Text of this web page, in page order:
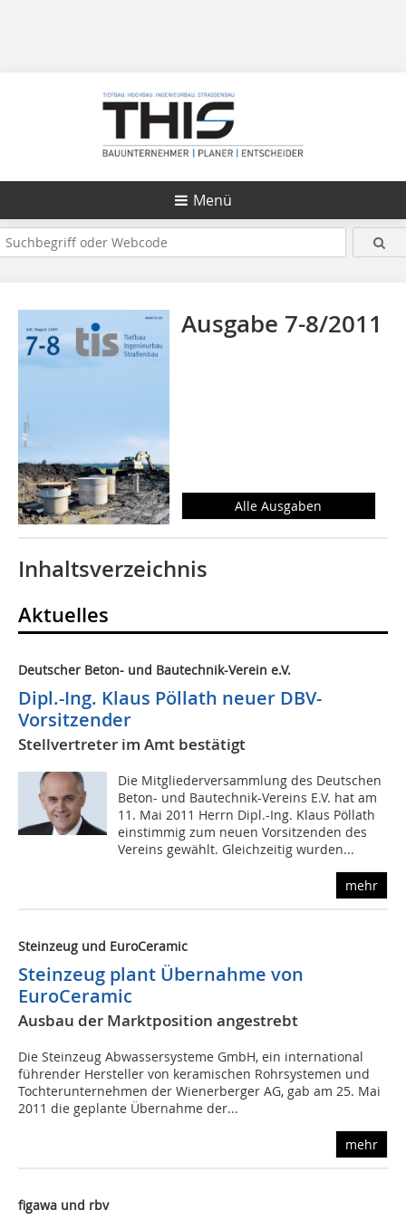
Menü
Ausgabe 7-8/2011
Alle Ausgaben
Inhaltsverzeichnis
Aktuelles
Deutscher Beton- und Bautechnik-Verein e.V.
Dipl.-Ing. Klaus Pöllath neuer DBV-
Vorsitzender
Stellvertreter im Amt bestätigt
Die Mitgliederversammlung des Deutschen
Beton- und Bautechnik-Vereins E.V. hat am
11. Mai 2011 Herrn Dipl.-Ing. Klaus Pöllath
einstimmig zum neuen Vorsitzenden des
Vereins gewählt. Gleichzeitig wurden...
mehr
Steinzeug und EuroCeramic
Steinzeug plant Übernahme von
EuroCeramic
Ausbau der Marktposition angestrebt
Die Steinzeug Abwassersysteme GmbH, ein international
führender Hersteller von keramischen Rohrsystemen und
Tochterunternehmen der Wienerberger AG, gab am 25. Mai
2011 die geplante Übernahme der...
mehr
figawa und rbv